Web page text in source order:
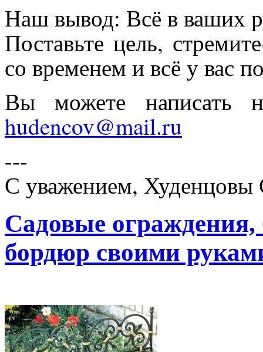
Наш вывод: Всё в ваших
Поставьте цель,
со временем и всё у вас
Вы можете написать
hudencov@mail.ru
---
С уважением, Худенцовы
Садовые
бордюр своими